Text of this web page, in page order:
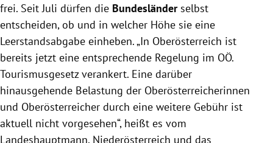
frei. Seit Juli dürfen die Bundesländerselbst
entscheiden, ob und in welcher Höhe sie eine
Leerstandsabgabe einheben. „In Oberösterreich ist
bereits jetzt eine entsprechende Regelung im OÖ.
Tourismusgesetz verankert. Eine darüber
hinausgehende Belastung der Oberösterreicherinnen
und Oberösterreicher durch eine weitere Gebühr ist
aktuell nicht vorgesehen“, heißt es vom
Landeshauptmann. Niederösterreich und das